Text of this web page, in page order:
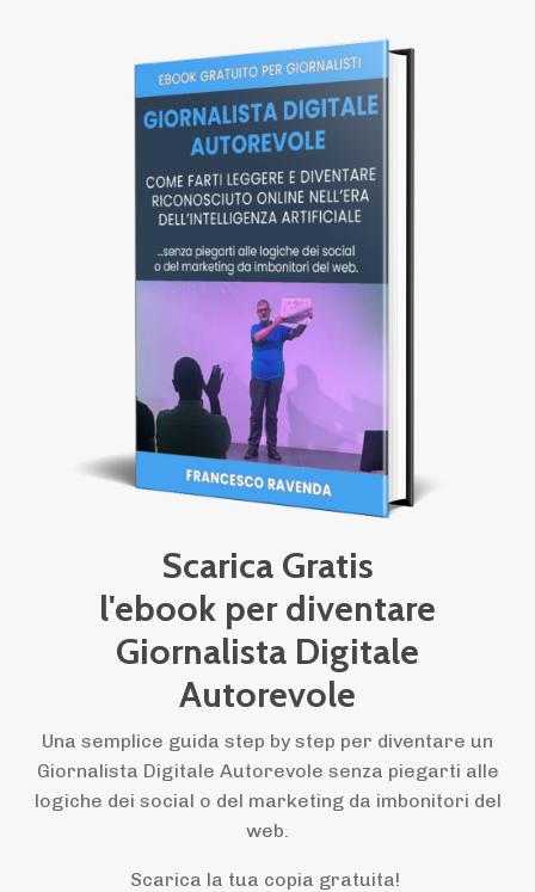
Scarica Gratis
l'ebook per diventare
Giornalista Digitale
Autorevole
Una semplice guida step by step per diventare un
Giornalista Digitale Autorevole senza piegarti alle
logiche dei social o del marketing da imbonitori del
web.
Scarica la tua copia gratuita!